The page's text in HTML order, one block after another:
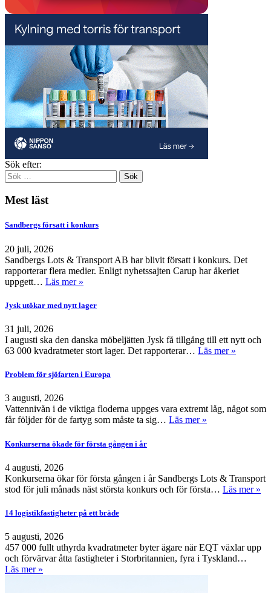
Sök efter:
Mest läst
Sandbergs försatt i konkurs
20 juli, 2026
Sandbergs Lots & Transport AB har blivit försatt i konkurs. Det
rapporterar flera medier. Enligt nyhetssajten Carup har åkeriet
uppgett… Läs mer »
Jysk utökar med nytt lager
31 juli, 2026
I augusti ska den danska möbeljätten Jysk få tillgång till ett nytt och
63 000 kvadratmeter stort lager. Det rapporterar… Läs mer »
Problem för sjöfarten i Europa
3 augusti, 2026
Vattennivån i de viktiga floderna uppges vara extremt låg, något som
får följder för de fartyg som måste ta sig… Läs mer »
Konkurserna ökade för första gången i år
4 augusti, 2026
Konkurserna ökar för första gången i år Sandbergs Lots & Transport
stod för juli månads näst största konkurs och för första… Läs mer »
14 logistikfastigheter på ett bräde
5 augusti, 2026
457 000 fullt uthyrda kvadratmeter byter ägare när EQT växlar upp
och förvärvar åtta fastigheter i Storbritannien, fyra i Tyskland…
Läs mer »